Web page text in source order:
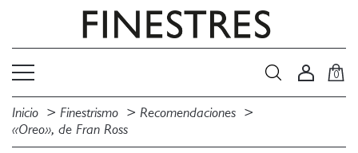
0
Inicio Finestrismo
Recomendaciones
«Oreo», de Fran Ross